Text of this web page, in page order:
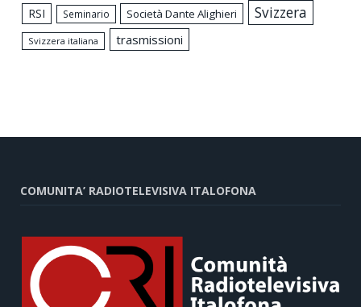
RSI
Seminario Società Dante Alighieri Svizzera
Svizzera italiana trasmissioni
COMUNITA’ RADIOTELEVISIVA ITALOFONA